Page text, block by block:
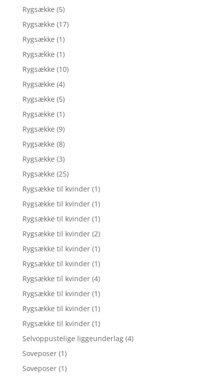
Rygsække (5)
Rygsække (17)
Rygsække (1)
Rygsække (1)
Rygsække (10)
Rygsække (4)
Rygsække (5)
Rygsække (1)
Rygsække (9)
Rygsække (8)
Rygsække (3)
Rygsække (25)
Rygsække til kvinder (1)
Rygsække til kvinder (1)
Rygsække til kvinder (1)
Rygsække til kvinder (2)
Rygsække til kvinder (1)
Rygsække til kvinder (1)
Rygsække til kvinder (4)
Rygsække til kvinder (1)
Rygsække til kvinder (1)
Rygsække til kvinder (1)
Selvoppustelige liggeunderlag (4)
Soveposer (1)
Soveposer (1)